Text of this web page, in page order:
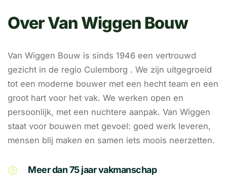
Over Van Wiggen Bouw
Van Wiggen Bouw is sinds 1946 een vertrouwd
gezicht in de regio Culemborg . We zijn uitgegroeid
tot een moderne bouwer met een hecht team en een
groot hart voor het vak. We werken open en
persoonlijk, met een nuchtere aanpak. Van Wiggen
staat voor bouwen met gevoel: goed werk leveren,
mensen blij maken en samen iets moois neerzetten.
Meer dan 75 jaar vakmanschap